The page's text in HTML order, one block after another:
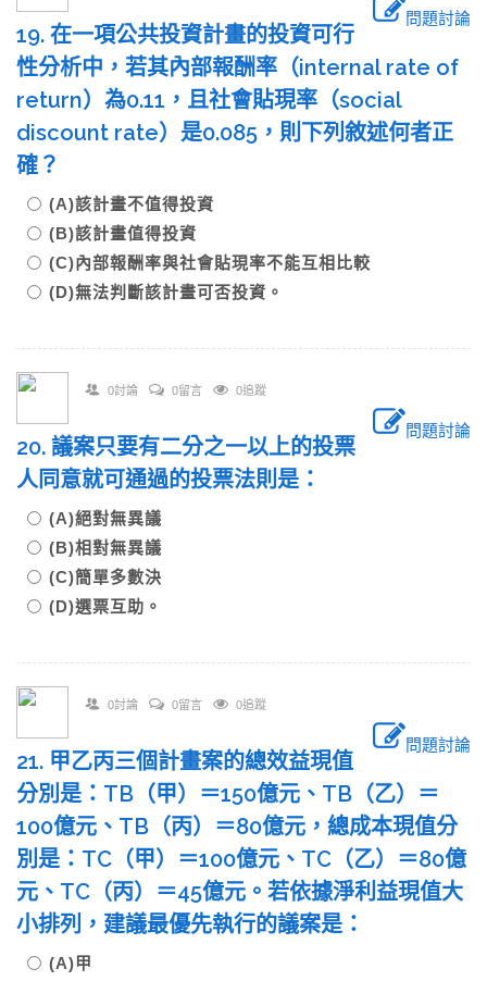
問題討論
19. 在一項公共投資計畫的投資可行
性分析中，若其內部報酬率（internal rate of
return）為0.11，且社會貼現率（social
discount rate）是0.085，則下列敘述何者正
確？
(A)該計畫不值得投資
(B)該計畫值得投資
(C)內部報酬率與社會貼現率不能互相比較
(D)無法判斷該計畫可否投資。
0討論 0留言 0追蹤
問題討論
20. 議案只要有二分之一以上的投票
人同意就可通過的投票法則是：
(A)絕對無異議
(B)相對無異議
(C)簡單多數決
(D)選票互助。
0討論 0留言 0追蹤
問題討論
21. 甲乙丙三個計畫案的總效益現值
分別是：TB（甲）＝150億元、TB（乙）＝
100億元、TB（丙）＝80億元，總成本現值分
別是：TC（甲）＝100億元、TC（乙）＝80億
元、TC（丙）＝45億元。若依據淨利益現值大
小排列，建議最優先執行的議案是：
(A)甲